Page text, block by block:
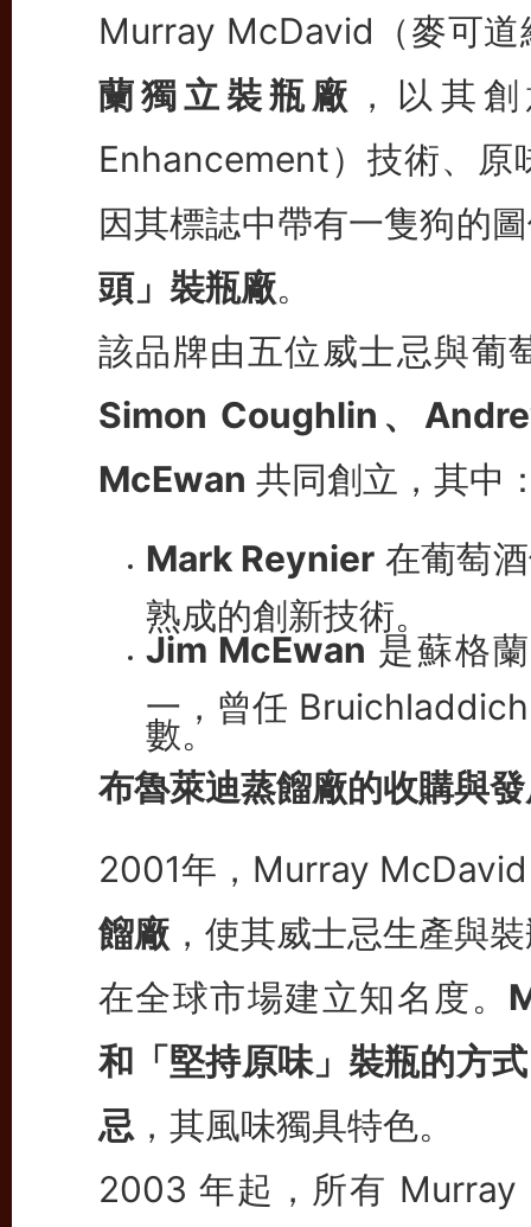
Murray McDavid（麥可道
蘭獨立裝瓶廠 ，以其
Enhancement）技術、原
因其標誌中帶有一隻狗的
頭」裝瓶廠。
該品牌由五位威士忌與葡
Simon Coughlin、
McEwan 共同創立，其中
Mark Reynier 在葡萄
熟成的創新技術。
Jim McEwan 是蘇格
一，曾任
數。
布魯萊迪蒸餾廠的收購與
2001年，Murray
餾廠 ，使其威士忌生產與
在全球市場建立知名度。
和「堅持原味」裝瓶的方
忌 ，其風味獨具特色。
2003 年起，所有